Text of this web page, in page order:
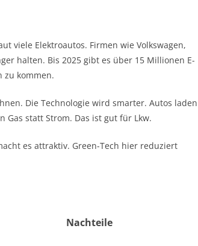
viele Elektroautos. Firmen wie Volkswagen,
halten. Bis 2025 gibt es über 15 Millionen E-
zu kommen.
Die Technologie wird smarter. Autos laden
Gas statt Strom. Das ist gut für Lkw.
es attraktiv. Green-Tech hier reduziert
Nachteile